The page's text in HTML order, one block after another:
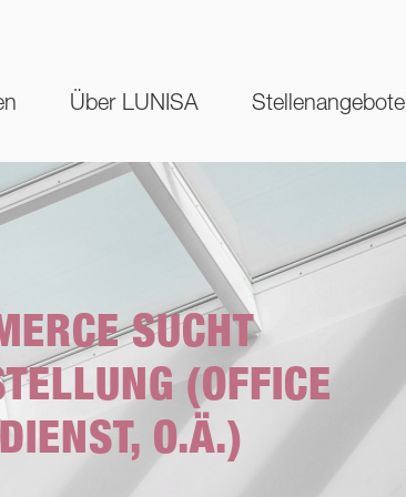
Über LUNISA Stellenangebote
SUCHT
(OFFICE
O.Ä.)